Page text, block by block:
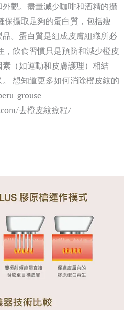
觀。盡量減少咖啡和酒精的攝
保攝取足夠的蛋白質，包括瘦
。蛋白質是組成皮膚組織所必
，飲食習慣只是預防和減少橙皮
（如運動和皮膚護理）相結
想知道更多如何消除橙皮紋的
grouse-
去橙皮紋療程/